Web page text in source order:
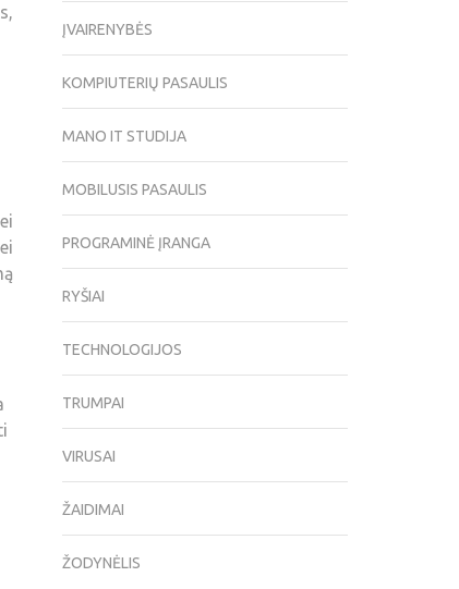
ĮVAIRENYBĖS
KOMPIUTERIŲ PASAULIS
MANO IT STUDIJA
MOBILUSIS PASAULIS
PROGRAMINĖ ĮRANGA
RYŠIAI
TECHNOLOGIJOS
TRUMPAI
VIRUSAI
ŽAIDIMAI
ŽODYNĖLIS